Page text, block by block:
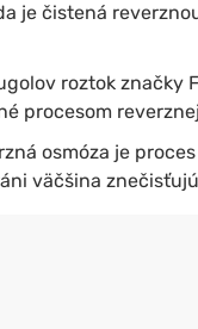
je čistená
roztok značky
procesom
osmóza je
väčšina